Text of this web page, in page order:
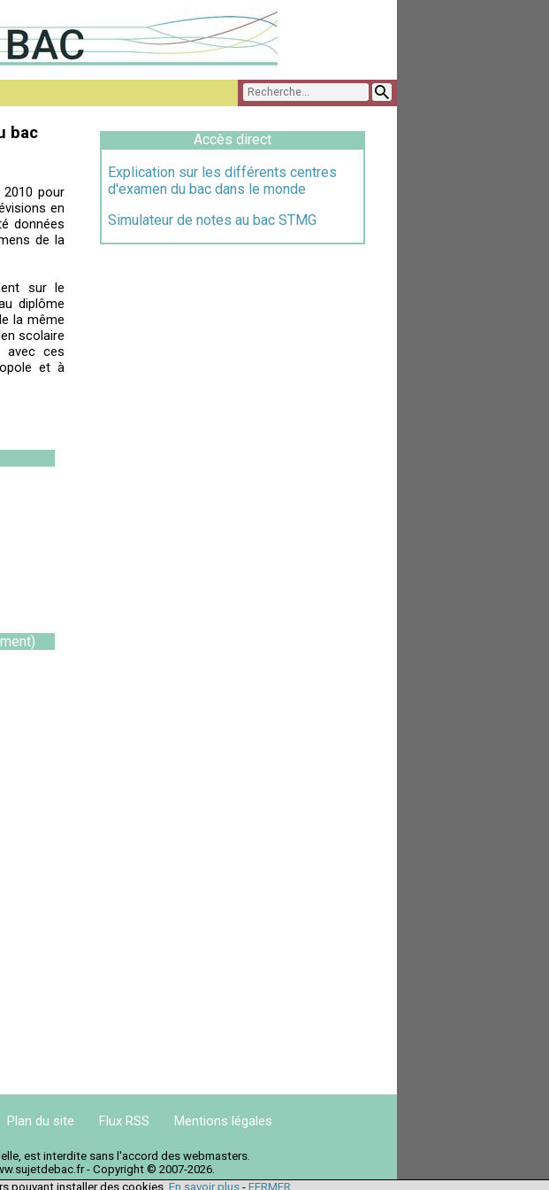
bac
pour
en
données
de la
sur le
diplôme
la même
scolaire
avec ces
et à
Accès direct
Explication sur les différents centres
d'examen du bac dans le monde
Simulateur de notes au bac STMG
Plan du site Flux RSS Mentions légales
est interdite sans l'accord des webmasters.
- Copyright © 2007-2026.
pouvant installer des cookies. En savoir plus- FERMER